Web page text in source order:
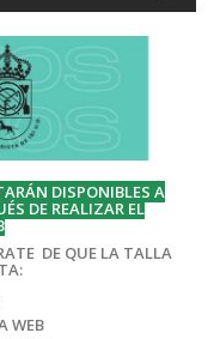
DISPONIBLES A
DE REALIZAR EL
DE QUE LA TALLA
WEB